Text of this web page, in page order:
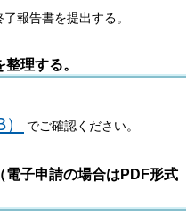
報告書を提出する。
理する。
でご確認ください。
電子申請の場合はPDF形式